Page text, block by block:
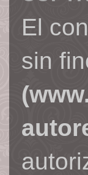
El
sin